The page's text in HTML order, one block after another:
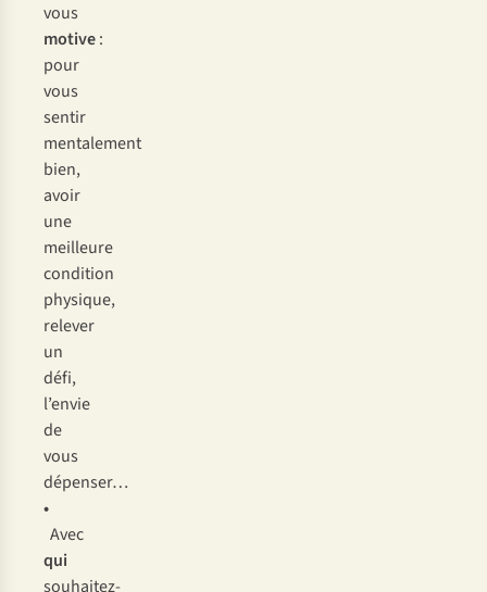
vous
motive:
pour
vous
sentir
mentalement
bien,
avoir
une
meilleure
condition
physique,
relever
un
défi,
l’envie
de
vous
dépenser…
•
Avec
qui
souhaitez-